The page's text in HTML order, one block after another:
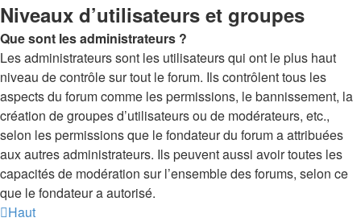
Niveaux d’utilisateurs et groupes
Que sont les administrateurs ?
Les administrateurs sont les utilisateurs qui ont le plus haut
niveau de contrôle sur tout le forum. Ils contrôlent tous les
aspects du forum comme les permissions, le bannissement, la
création de groupes d’utilisateurs ou de modérateurs, etc.,
selon les permissions que le fondateur du forum a attribuées
aux autres administrateurs. Ils peuvent aussi avoir toutes les
capacités de modération sur l’ensemble des forums, selon ce
que le fondateur a autorisé.
Haut